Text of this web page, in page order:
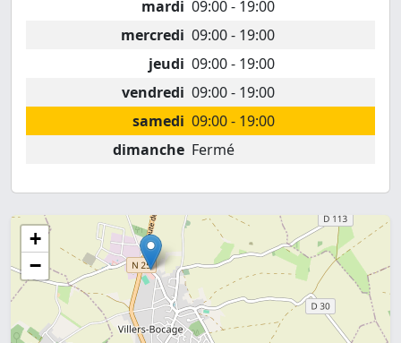
mardi 09:00 - 19:00
mercredi 09:00 - 19:00
jeudi 09:00 - 19:00
vendredi 09:00 - 19:00
samedi 09:00 - 19:00
dimanche Fermé
+
−